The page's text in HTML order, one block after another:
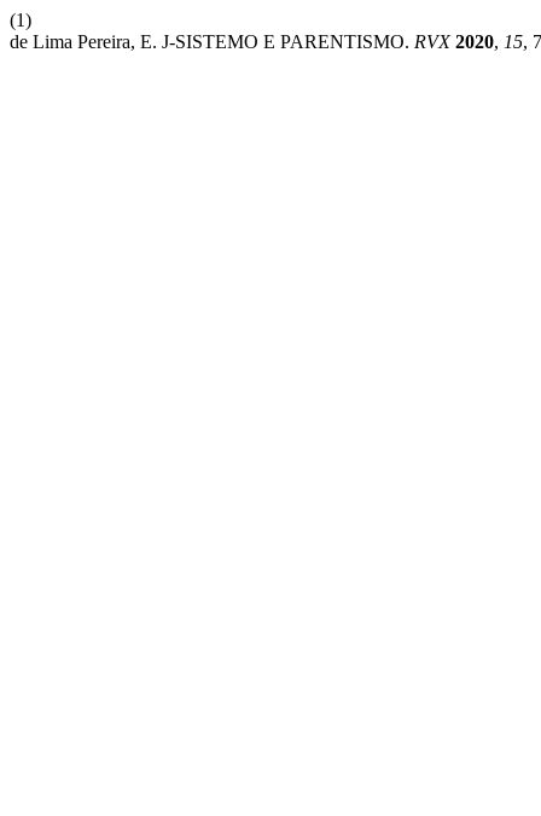
(1)
de Lima Pereira, E. J-SISTEMO E PARENTISMO. RVX 2020, 15,